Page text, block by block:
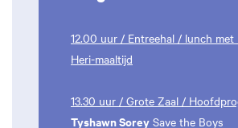
12.00 uur / Entreehal / lunch met
Heri-maaltijd
13.30 uur / Grote Zaal /
Tyshawn Sorey Save the Boys